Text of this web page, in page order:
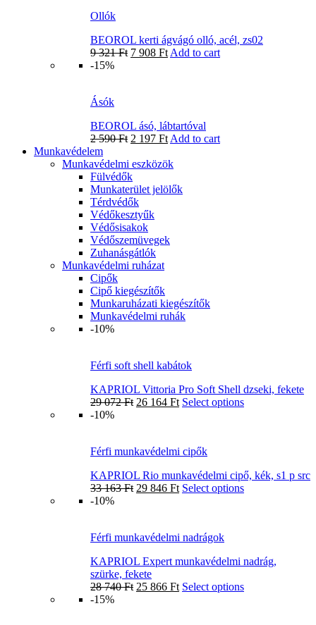
Ollók
BEOROL kerti ágvágó olló, acél, zs02
9 321Ft 7 908 Ft Add to cart
-15%
Ásók
BEOROL ásó, lábtartóval
2 590Ft 2 197 Ft Add to cart
Munkavédelem
Munkavédelmi eszközök
Fülvédők
Munkaterület jelölők
Térdvédők
Védőkesztyűk
Védősisakok
Védőszemüvegek
Zuhanásgátlók
Munkavédelmi ruházat
Cipők
Cipő kiegészítők
Munkaruházati kiegészítők
Munkavédelmi ruhák
-10%
Férfi soft shell kabátok
KAPRIOL Vittoria Pro Soft Shell dzseki, fekete
29 072Ft 26 164 Ft Select options
-10%
Férfi munkavédelmi cipők
KAPRIOL Rio munkavédelmi cipő, kék, s1 p src
33 163Ft 29 846 Ft Select options
-10%
Férfi munkavédelmi nadrágok
KAPRIOL Expert munkavédelmi nadrág,
szürke, fekete
28 740Ft 25 866 Ft Select options
-15%